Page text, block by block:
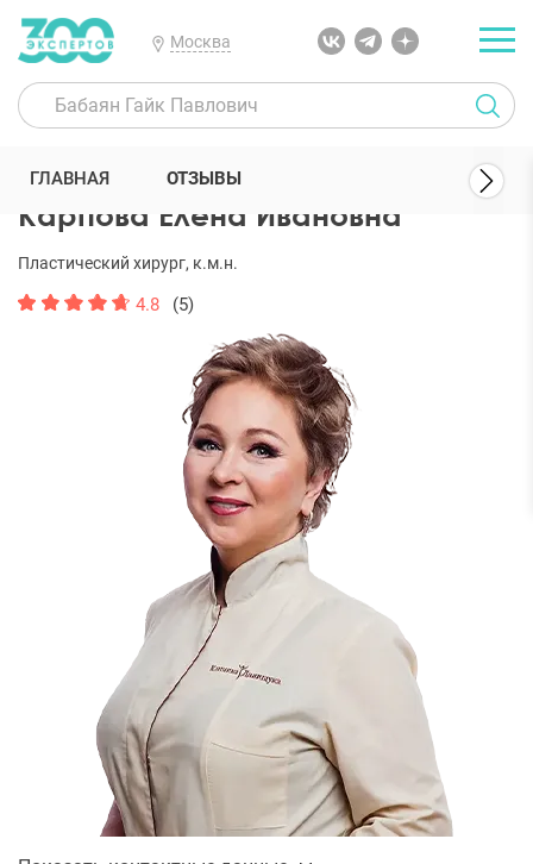
Москва
300 Экспертов Пластические хирурги Карпова Елена Ивановна
Карпова Елена Ивановна
Пластический хирург, к.м.н.
4.8 (5)
ГЛАВНАЯ ОТЗЫВЫ